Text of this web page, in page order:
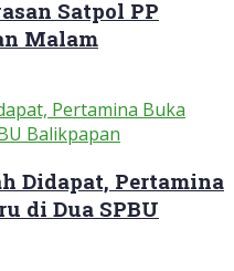
Satpol PP
Malam
Didapat, Pertamina
di Dua SPBU